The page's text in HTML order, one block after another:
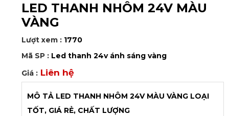
LED THANH NHÔM 24V MÀU
VÀNG
Lượt xem : 1770
Mã SP : Led thanh 24v ánh sáng vàng
Giá : Liên hệ
MÔ TẢ LED THANH NHÔM 24V MÀU VÀNG LOẠI
TỐT, GIÁ RẺ, CHẤT LƯỢNG